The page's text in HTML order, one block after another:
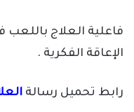
فاعلية العلاج باللعب
الإعاقة الفكرية .
رابط تحميل رسالة